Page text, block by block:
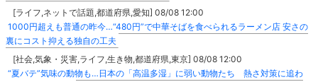
[ライフ,ネットで話題,都道府県,愛知] 08/08 12:00
1000円超えも普通の昨今…“480円”で中華そばを食べられるラーメン店 安さの
裏にコスト抑える独自の工夫
[社会,気象・災害,ライフ,生き物,都道府県,東京] 08/08 12:00
“夏バテ”気味の動物も…日本の「高温多湿」に弱い動物たち 熱さ対策に追わ